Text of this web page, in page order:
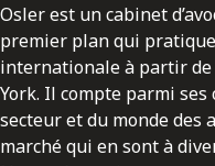
Osler est un cabinet
premier plan qui
internationale à partir de
York. Il compte parmi
secteur et du monde des
marché qui en sont à